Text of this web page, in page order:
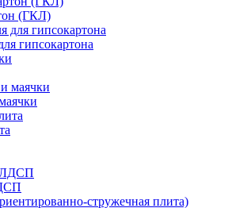
(ГКЛ)
гипсокартона